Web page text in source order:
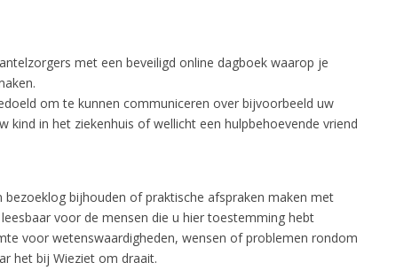
met een beveiligd online dagboek waarop je
om te kunnen communiceren over bijvoorbeeld uw
kind in het ziekenhuis of wellicht een hulpbehoevende vriend
bezoeklog bijhouden of praktische afspraken maken met
voor de mensen die u hier toestemming hebt
voor wetenswaardigheden, wensen of problemen rondom
het bij Wieziet om draait.